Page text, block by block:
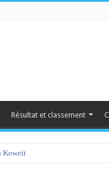
Résultat et classement
Koweït